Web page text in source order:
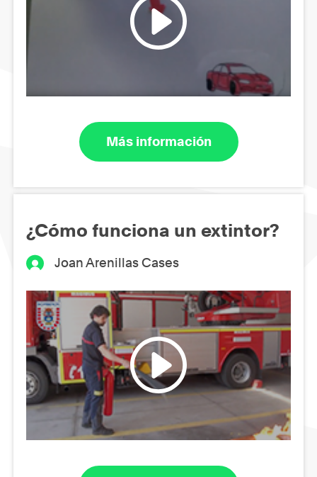
Más información
¿Cómo funciona un extintor?
Joan Arenillas Cases